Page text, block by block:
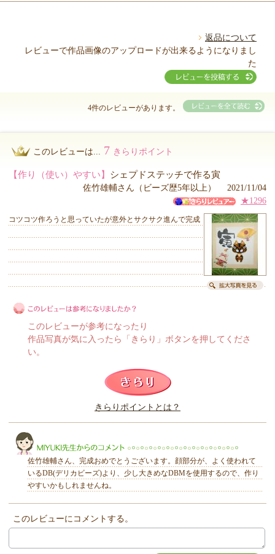
返品について
レビューで作品画像のアップロードが出来るようになりまし
た
4件のレビューがあります。
このレビューは... 7 きらりポイント
【作り（使い）やすい】 シェプドステッチで作る寅
佐竹雄輔さん（ビーズ歴5年以上） 2021/11/04
★1296
コツコツ作ろうと思っていたが意外とサクサク進んで完成
このレビューは参考になりましたか？
このレビューが参考になったり
作品写真が気に入ったら「きらり」ボタンを押してくださ
い。
きらりポイントとは？
MIYUKI先生からのコメント
佐竹雄輔さん、完成おめでとうございます。顔部分が、よく使われて
いるDB(デリカビーズ)より、少し大きめなDBMを使用するので、作り
やすいかもしれませんね。
このレビューにコメントする。